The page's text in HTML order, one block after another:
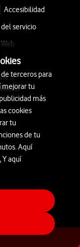
Accesibilidad
servicio
terceros para
mejorar tu
más
cookies
tu
de tu
Aquí
Y aquí